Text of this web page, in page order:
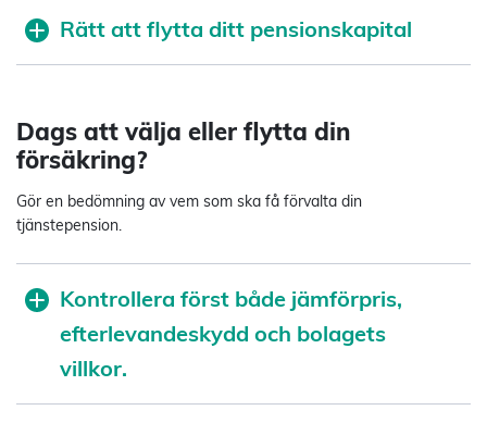
Rätt att flytta ditt pensionskapital
Dags att välja eller flytta din
försäkring?
Gör en bedömning av vem som ska få förvalta din
tjänstepension.
Kontrollera först både jämförpris,
efterlevandeskydd och bolagets
villkor.